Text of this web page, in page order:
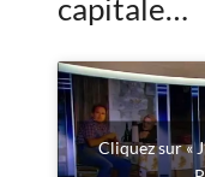
capitale…
Cliquez sur «